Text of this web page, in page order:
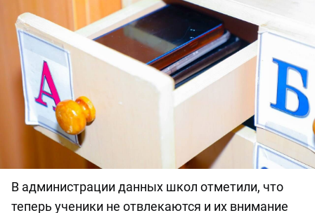
В администрации данных школ отметили, что
теперь ученики не отвлекаются и их внимание